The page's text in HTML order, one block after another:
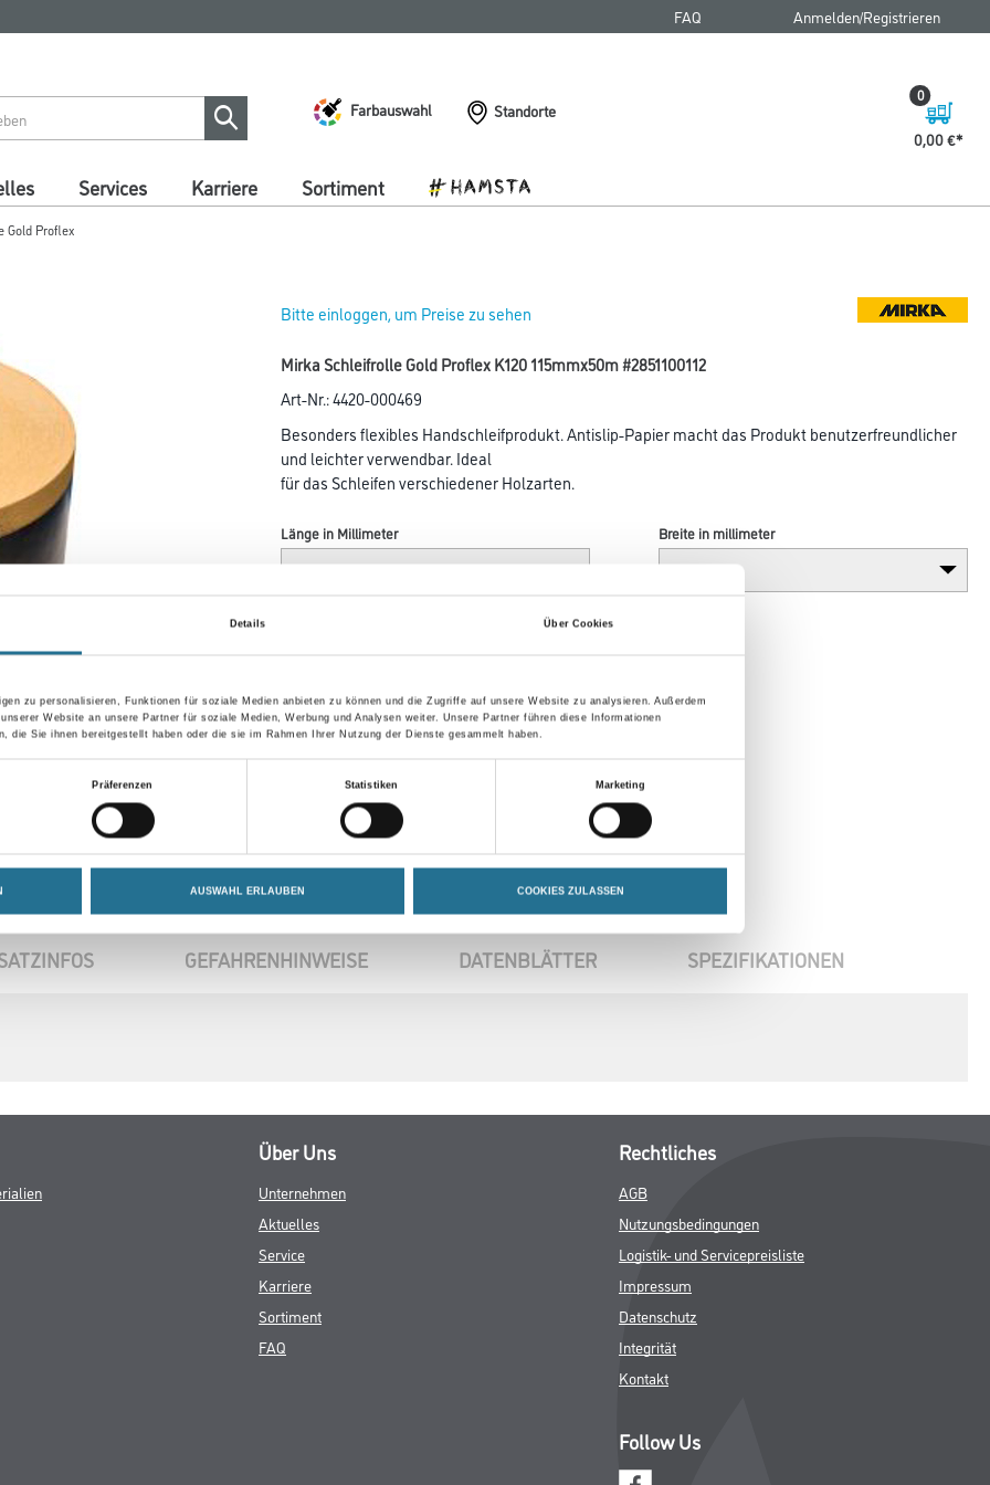
Details Über Cookies
zu personalisieren, Funktionen für soziale Medien anbieten zu können und die Zugriffe auf unsere Website zu analysieren. Außerdem
Website an unsere Partner für soziale Medien, Werbung und Analysen weiter. Unsere Partner führen diese Informationen
die Sie ihnen bereitgestellt haben oder die sie im Rahmen Ihrer Nutzung der Dienste gesammelt haben.
Präferenzen Statistiken Marketing
AUSWAHL ERLAUBEN COOKIES ZULASSEN
FAQ Anmelden/Registrieren
Farbauswahl
Standorte
0,00 €
0
Services Karriere Sortiment
Gold Proflex
Bitte einloggen, um Preise zu sehen
Mirka Schleifrolle Gold Proflex K120 115mmx50m #2851100112
Art-Nr.:4420-000469
Besonders flexibles Handschleifprodukt. Antislip-Papier macht das Produkt benutzerfreundlicher
und leichter verwendbar. Ideal
für das Schleifen verschiedener Holzarten.
Länge in Millimeter Breite in millimeter
Umrechnungsfaktoren
GEFAHRENHINWEISE DATENBLÄTTER SPEZIFIKATIONEN
Über Uns
Unternehmen
Aktuelles
Service
Karriere
Sortiment
FAQ
Rechtliches
AGB
Nutzungsbedingungen
Logistik- und Servicepreisliste
Impressum
Datenschutz
Integrität
Kontakt
Follow Us